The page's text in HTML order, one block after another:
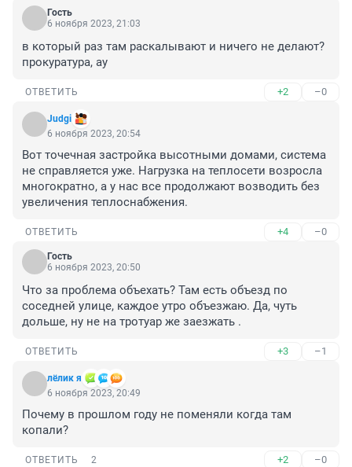
Гость
6 ноября 2023, 21:03
в который раз там раскалывают и ничего не делают?
прокуратура, ау
ОТВЕТИТЬ +2 –0
Judgi
6 ноября 2023, 20:54
Вот точечная застройка высотными домами, система
не справляется уже. Нагрузка на теплосети возросла
многократно, а у нас все продолжают возводить без
увеличения теплоснабжения.
ОТВЕТИТЬ +4 –0
Гость
6 ноября 2023, 20:50
Что за проблема объехать? Там есть объезд по
соседней улице, каждое утро объезжаю. Да, чуть
дольше, ну не на тротуар же заезжать .
ОТВЕТИТЬ +3 –1
лёлик я
6 ноября 2023, 20:49
Почему в прошлом году не поменяли когда там
копали?
ОТВЕТИТЬ 2 +2 –0